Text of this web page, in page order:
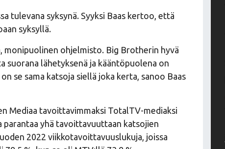
tulevana syksynä. Syyksi Baas kertoo, että
syksyllä.
monipuolinen ohjelmisto. Big Brotherin hyvä
suorana lähetyksenä ja kääntöpuolena on
se sama katsoja siellä joka kerta, sanoo Baas
Mediaa tavoittavimmaksi TotalTV-mediaksi
yhä tavoittavuuttaan katsojien
2022 viikkotavoittavuuslukuja, joissa